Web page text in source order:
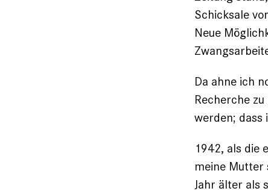
Schicksale
Neue
Da ahne ich
Recherche
werden; dass
1942, als die
meine Mutter
Jahr älter als